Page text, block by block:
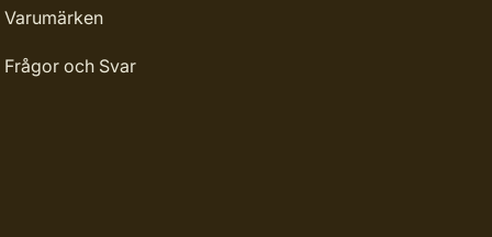
Varumärken
Frågor och Svar